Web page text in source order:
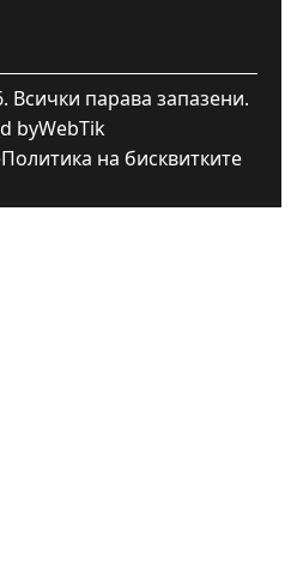
Всички парава запазени.
byWebTik
Политика на бисквитките